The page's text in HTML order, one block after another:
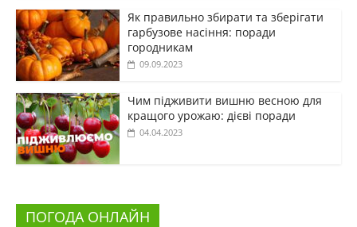
Як правильно збирати та зберігати
гарбузове насіння: поради
городникам
09.09.2023
Чим підживити вишню весною для
кращого урожаю: дієві поради
04.04.2023
ПОГОДА ОНЛАЙН